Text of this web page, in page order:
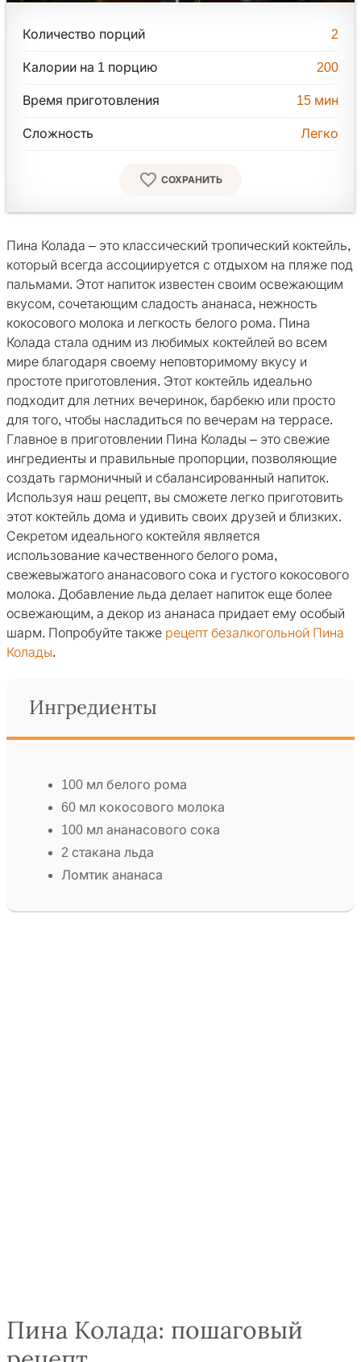
Количество порций 2
Калории на 1 порцию 200
Время приготовления 15 мин
Сложность Легко
СОХРАНИТЬ
Пина Колада – это классический тропический коктейль,
который всегда ассоциируется с отдыхом на пляже под
пальмами. Этот напиток известен своим освежающим
вкусом, сочетающим сладость ананаса, нежность
кокосового молока и легкость белого рома. Пина
Колада стала одним из любимых коктейлей во всем
мире благодаря своему неповторимому вкусу и
простоте приготовления. Этот коктейль идеально
подходит для летних вечеринок, барбекю или просто
для того, чтобы насладиться по вечерам на террасе.
Главное в приготовлении Пина Колады – это свежие
ингредиенты и правильные пропорции, позволяющие
создать гармоничный и сбалансированный напиток.
Используя наш рецепт, вы сможете легко приготовить
этот коктейль дома и удивить своих друзей и близких.
Секретом идеального коктейля является
использование качественного белого рома,
свежевыжатого ананасового сока и густого кокосового
молока. Добавление льда делает напиток еще более
освежающим, а декор из ананаса придает ему особый
шарм. Попробуйте также рецепт безалкогольной Пина
Колады.
Ингредиенты
100 мл белого рома
60 мл кокосового молока
100 мл ананасового сока
2 стакана льда
Ломтик ананаса
Пина Колада: пошаговый